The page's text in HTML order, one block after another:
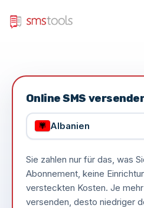
Online SMS
Albanien
Sie zahlen nur für das, was
Abonnement, keine
versteckten Kosten. Je
versenden, desto niedriger